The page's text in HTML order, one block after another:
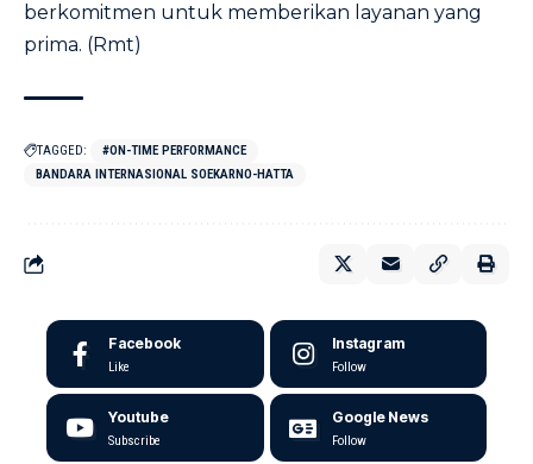
berkomitmen untuk memberikan layanan yang
prima. (Rmt)
TAGGED:
#ON-TIME PERFORMANCE
BANDARA INTERNASIONAL SOEKARNO-HATTA
Facebook
Like
Instagram
Follow
Youtube
Subscribe
Google News
Follow